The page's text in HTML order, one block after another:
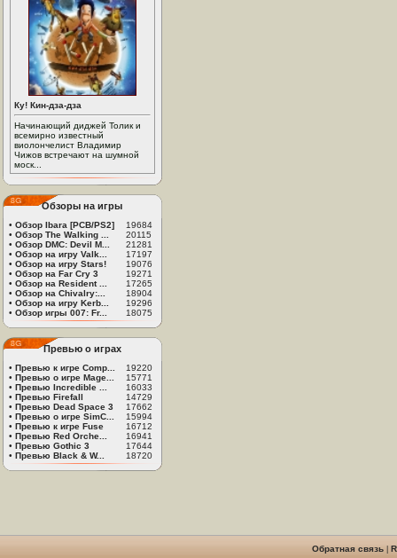
Ку! Кин-дза-дза
Начинающий диджей Толик и
всемирно известный
виолончелист Владимир
Чижов встречают на шумной
моск...
Обзоры на игры
• Обзор Ibara [PCB/PS2]
19684
• Обзор The Walking ...
20115
• Обзор DMC: Devil M...
21281
• Обзор на игру Valk...
17197
• Обзор на игру Stars!
19076
• Обзор на Far Cry 3
19271
• Обзор на Resident ...
17265
• Обзор на Chivalry:...
18904
• Обзор на игру Kerb...
19296
• Обзор игры 007: Fr... 18075
Превью о играх
• Превью к игре Comp...
19220
• Превью о игре Mage...
15771
• Превью Incredible ...
16033
• Превью Firefall
14729
• Превью Dead Space 3
17662
• Превью о игре SimC...
15994
• Превью к игре Fuse
16712
• Превью Red Orche...
16941
• Превью Gothic 3
17644
• Превью Black & W... 18720
Обратная связь